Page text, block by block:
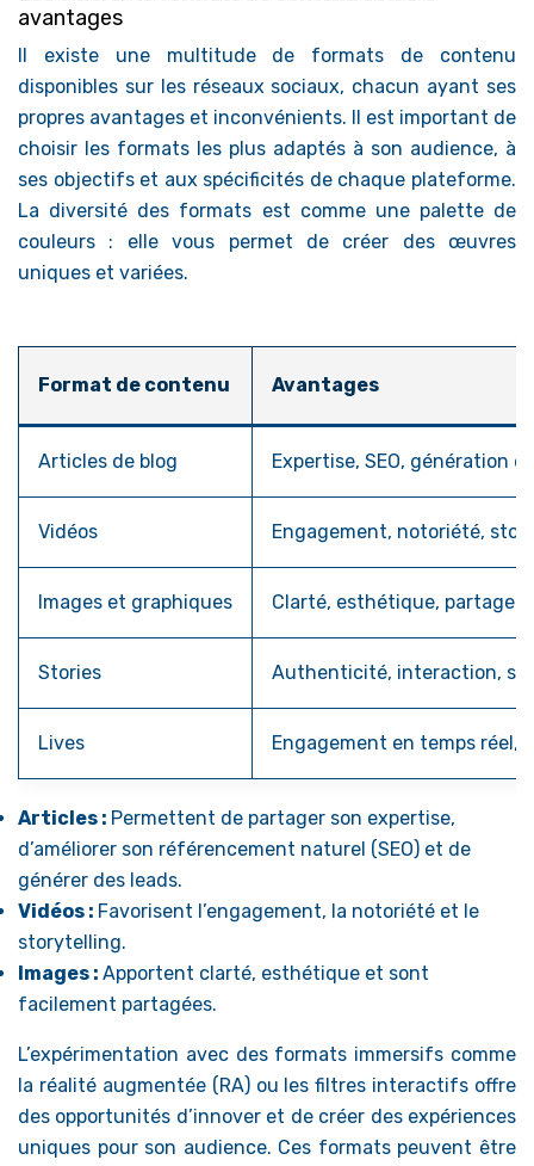
avantages
Il existe une multitude de formats de contenu
disponibles sur les réseaux sociaux, chacun ayant ses
propres avantages et inconvénients. Il est important de
choisir les formats les plus adaptés à son audience, à
ses objectifs et aux spécificités de chaque plateforme.
La diversité des formats est comme une palette de
couleurs : elle vous permet de créer des œuvres
uniques et variées.
Format de contenu Avantages
Articles de blog Expertise, SEO, génération
Vidéos Engagement, notoriété,
Images et graphiques Clarté, esthétique, partage
Stories Authenticité, interaction,
Lives Engagement en temps réel,
Articles : Permettent de partager son expertise,
d’améliorer son référencement naturel (SEO) et de
générer des leads.
Vidéos : Favorisent l’engagement, la notoriété et le
storytelling.
Images : Apportent clarté, esthétique et sont
facilement partagées.
L’expérimentation avec des formats immersifs comme
la réalité augmentée (RA) ou les filtres interactifs offre
des opportunités d’innover et de créer des expériences
uniques pour son audience. Ces formats peuvent être